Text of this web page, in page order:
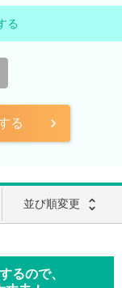
る
る
並び順変更 unfold_more
るので、